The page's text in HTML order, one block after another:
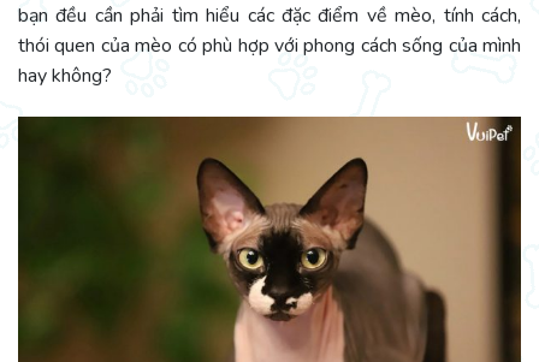
bạn đều cần phải tìm hiểu các đặc điểm về mèo, tính cách,
thói quen của mèo có phù hợp với phong cách sống của mình
hay không?